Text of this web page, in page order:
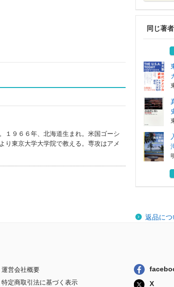
１９６６年、北海道生まれ。米国ゴーシ
り東京大学大学院で教える。専攻はアメ
同じ著
返品につ
運営会社概要
特定商取引法に基づく表示
X